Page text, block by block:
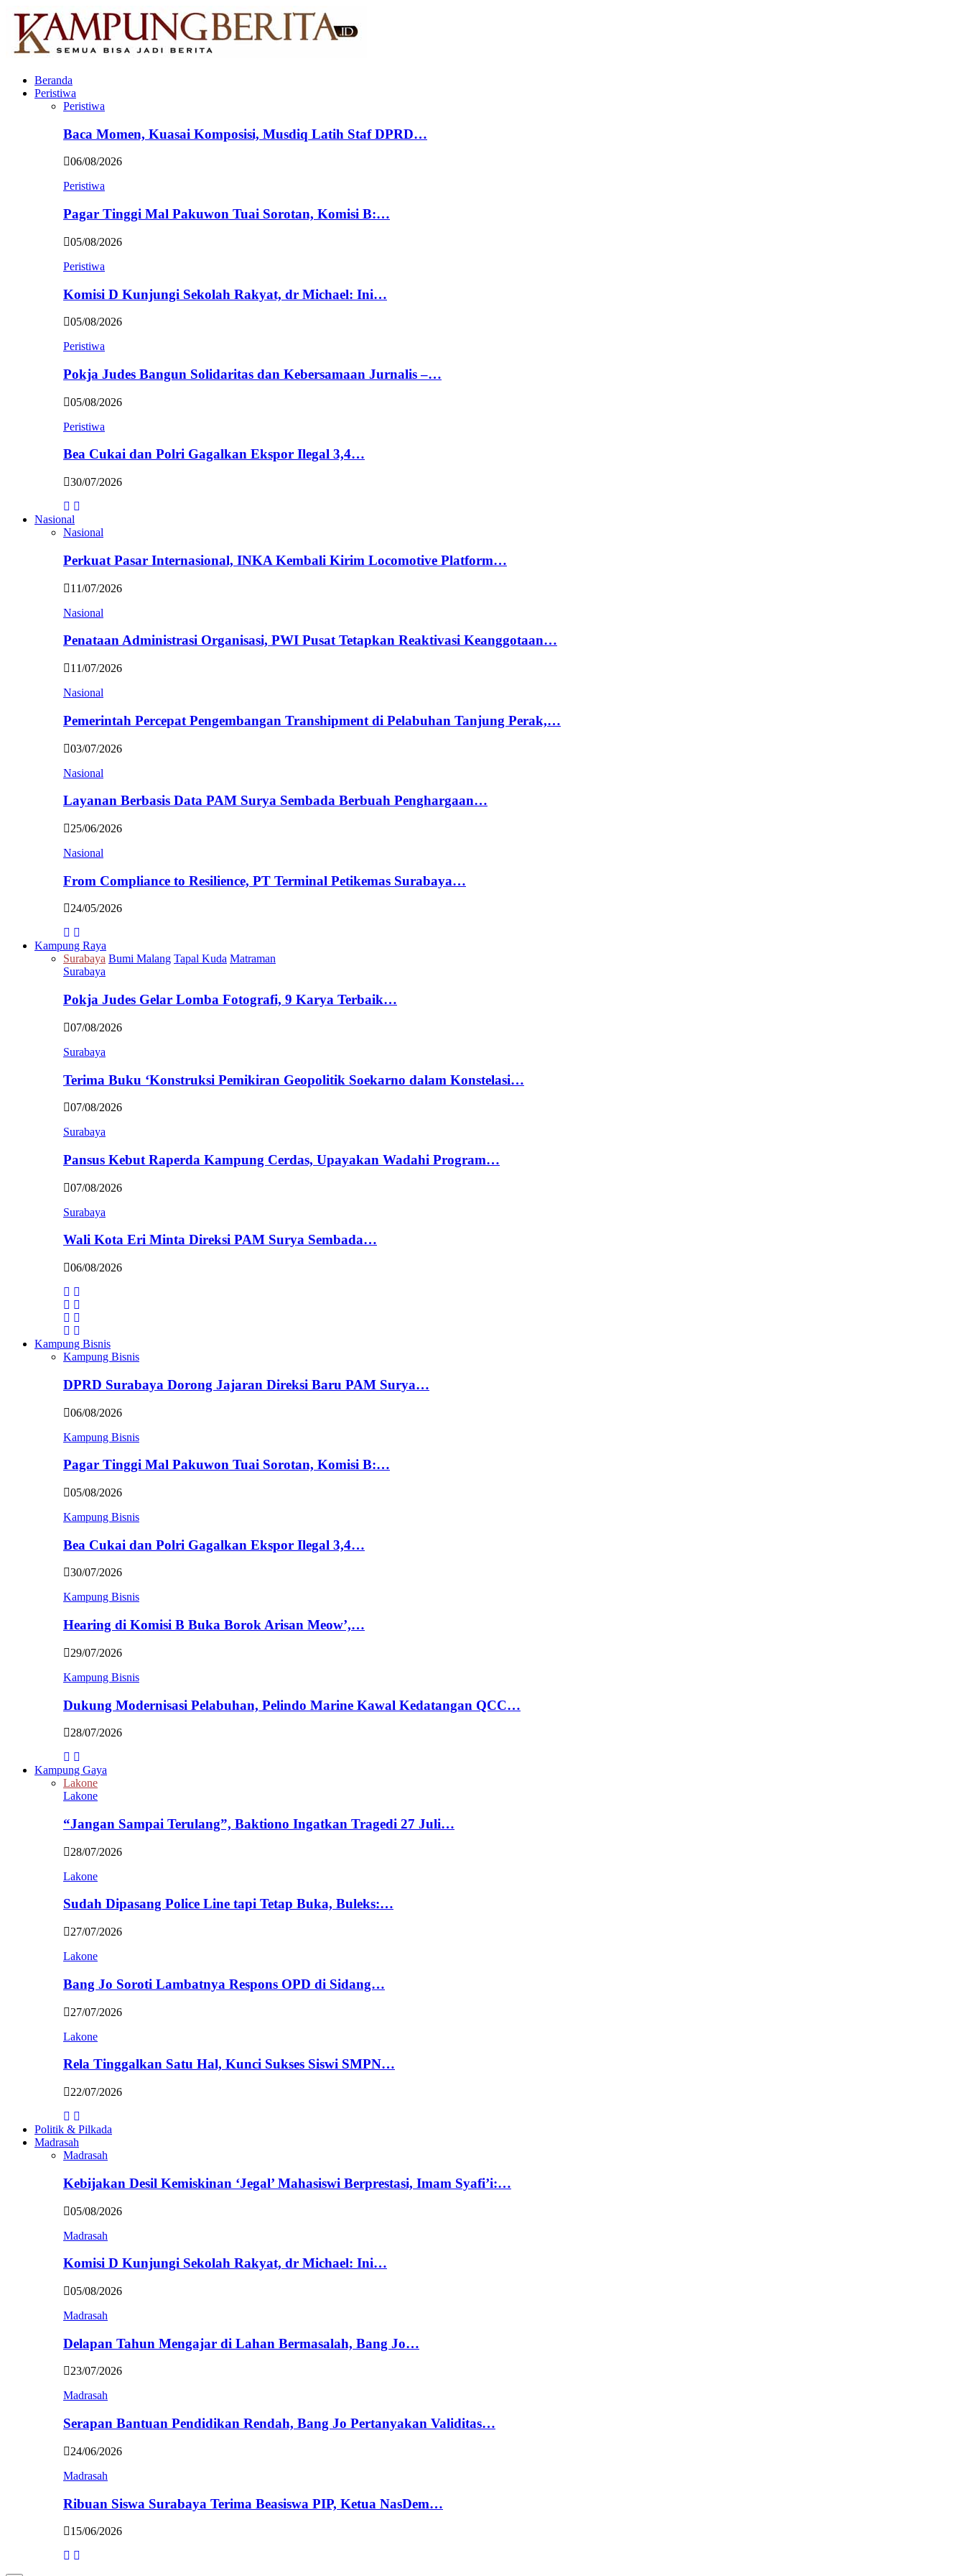
Beranda
Peristiwa
Peristiwa
Baca Momen, Kuasai Komposisi, Musdiq Latih Staf DPRD…
06/08/2026
Peristiwa
Pagar Tinggi Mal Pakuwon Tuai Sorotan, Komisi B:…
05/08/2026
Peristiwa
Komisi D Kunjungi Sekolah Rakyat, dr Michael: Ini…
05/08/2026
Peristiwa
Pokja Judes Bangun Solidaritas dan Kebersamaan Jurnalis –…
05/08/2026
Peristiwa
Bea Cukai dan Polri Gagalkan Ekspor Ilegal 3,4…
30/07/2026
Nasional
Nasional
Perkuat Pasar Internasional, INKA Kembali Kirim Locomotive Platform…
11/07/2026
Nasional
Penataan Administrasi Organisasi, PWI Pusat Tetapkan Reaktivasi Keanggotaan…
11/07/2026
Nasional
Pemerintah Percepat Pengembangan Transhipment di Pelabuhan Tanjung Perak,…
03/07/2026
Nasional
Layanan Berbasis Data PAM Surya Sembada Berbuah Penghargaan…
25/06/2026
Nasional
From Compliance to Resilience, PT Terminal Petikemas Surabaya…
24/05/2026
Kampung Raya
Surabaya Bumi Malang Tapal Kuda Matraman
Surabaya
Pokja Judes Gelar Lomba Fotografi, 9 Karya Terbaik…
07/08/2026
Surabaya
Terima Buku ‘Konstruksi Pemikiran Geopolitik Soekarno dalam Konstelasi…
07/08/2026
Surabaya
Pansus Kebut Raperda Kampung Cerdas, Upayakan Wadahi Program…
07/08/2026
Surabaya
Wali Kota Eri Minta Direksi PAM Surya Sembada…
06/08/2026
Kampung Bisnis
Kampung Bisnis
DPRD Surabaya Dorong Jajaran Direksi Baru PAM Surya…
06/08/2026
Kampung Bisnis
Pagar Tinggi Mal Pakuwon Tuai Sorotan, Komisi B:…
05/08/2026
Kampung Bisnis
Bea Cukai dan Polri Gagalkan Ekspor Ilegal 3,4…
30/07/2026
Kampung Bisnis
Hearing di Komisi B Buka Borok Arisan Meow’,…
29/07/2026
Kampung Bisnis
Dukung Modernisasi Pelabuhan, Pelindo Marine Kawal Kedatangan QCC…
28/07/2026
Kampung Gaya
Lakone
Lakone
“Jangan Sampai Terulang”, Baktiono Ingatkan Tragedi 27 Juli…
28/07/2026
Lakone
Sudah Dipasang Police Line tapi Tetap Buka, Buleks:…
27/07/2026
Lakone
Bang Jo Soroti Lambatnya Respons OPD di Sidang…
27/07/2026
Lakone
Rela Tinggalkan Satu Hal, Kunci Sukses Siswi SMPN…
22/07/2026
Politik & Pilkada
Madrasah
Madrasah
Kebijakan Desil Kemiskinan ‘Jegal’ Mahasiswi Berprestasi, Imam Syafi’i:…
05/08/2026
Madrasah
Komisi D Kunjungi Sekolah Rakyat, dr Michael: Ini…
05/08/2026
Madrasah
Delapan Tahun Mengajar di Lahan Bermasalah, Bang Jo…
23/07/2026
Madrasah
Serapan Bantuan Pendidikan Rendah, Bang Jo Pertanyakan Validitas…
24/06/2026
Madrasah
Ribuan Siswa Surabaya Terima Beasiswa PIP, Ketua NasDem…
15/06/2026